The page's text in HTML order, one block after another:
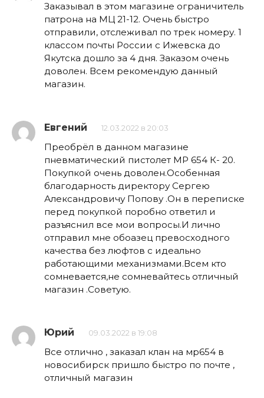
Заказывал в этом магазине ограничитель
патрона на МЦ 21-12. Очень быстро
отправили, отслеживал по трек номеру. 1
классом почты России с Ижевска до
Якутска дошло за 4 дня. Заказом очень
доволен. Всем рекомендую данный
магазин.
Евгений 12.03.2022 в 20:03
Преобрёл в данном магазине
пневматический пистолет МР 654 К- 20.
Покупкой очень доволен.Особенная
благодарность директору Сергею
Александровичу Попову .Он в переписке
перед покупкой поробно ответил и
разъяснил все мои вопросы.И лично
отправил мне обоазец превосходного
качества без люфтов с идеально
работающими механизмами.Всем кто
сомневается,не сомневайтесь отличный
магазин .Советую.
Юрий 09.03.2022 в 19:08
Все отлично , заказал клан на мр654 в
новосибирск пришло быстро по почте ,
отличный магазин